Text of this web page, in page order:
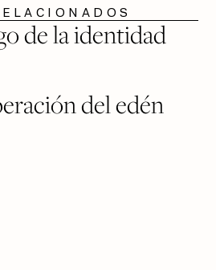
$ 450
de la identidad
del edén